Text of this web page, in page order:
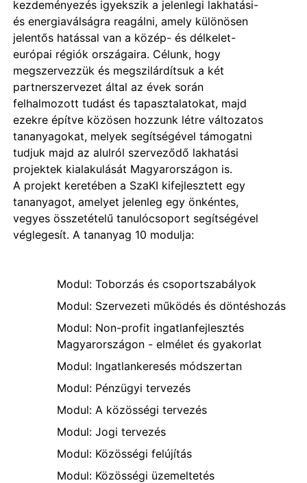
kezdeményezés igyekszik a jelenlegi lakhatási-
és energiaválságra reagálni, amely különösen
jelentős hatással van a közép- és délkelet-
európai régiók országaira. Célunk, hogy
megszervezzük és megszilárdítsuk a két
partnerszervezet által az évek során
felhalmozott tudást és tapasztalatokat, majd
ezekre építve közösen hozzunk létre változatos
tananyagokat, melyek segítségével támogatni
tudjuk majd az alulról szerveződő lakhatási
projektek kialakulását Magyarországon is.
A projekt keretében a SzaKI kifejlesztett egy
tananyagot, amelyet jelenleg egy önkéntes,
vegyes összetételű tanulócsoport segítségével
véglegesít. A tananyag 10 modulja:
Modul: Toborzás és csoportszabályok
Modul: Szervezeti működés és döntéshozás
Modul: Non-profit ingatlanfejlesztés
Magyarországon - elmélet és gyakorlat
Modul: Ingatlankeresés módszertan
Modul: Pénzügyi tervezés
Modul: A közösségi tervezés
Modul: Jogi tervezés
Modul: Közösségi felújítás
Modul: Közösségi üzemeltetés